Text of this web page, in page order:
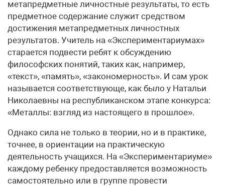
метапредметные личностные результаты, то есть
предметное содержание служит средством
достижения метапредметных личностных
результатов. Учитель на «Экспериментариумах»
старается подвести ребят к обсуждению
философских понятий, таких как, например,
«текст», «память», «закономерность». И сам урок
называется соответствующе, как было у Натальи
Николаевны на республиканском этапе конкурса:
«Металлы: взгляд из настоящего в прошлое».
Однако сила не только в теории, но и в практике,
точнее, в ориентации на практическую
деятельность учащихся. На «Экспериментариуме»
каждому ребенку предоставляется возможность
самостоятельно или в группе провести